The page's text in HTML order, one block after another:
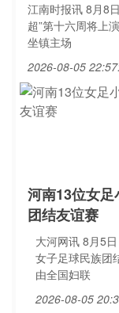
江南时报讯 8月8
超”第十六周将上
坐镇主场
2026-08-05
河南13位女
团结友谊赛
大河网讯 8月5
女子足球民族团
由全国妇联
2026-08-05